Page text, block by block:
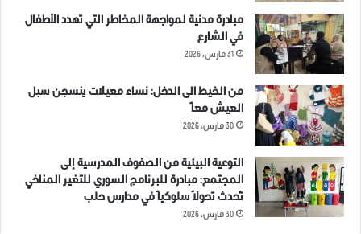
السلم الأهلي سوريا
مبادرة مدنية لمواجهة المخاطر التي تهدد الأطفال
في الشارع
31 مارس، 2026
من الخيط الى الدخل: نساء معيلات ينسجن سبل
العيش معاً
30 مارس، 2026
التوعية البيئية من الصفوف المدرسية إلى
المجتمع: مبادرة للبرنامج السوري للتغير المناخي
تُحدث تحولاً سلوكياً في مدارس حلب
30 مارس، 2026